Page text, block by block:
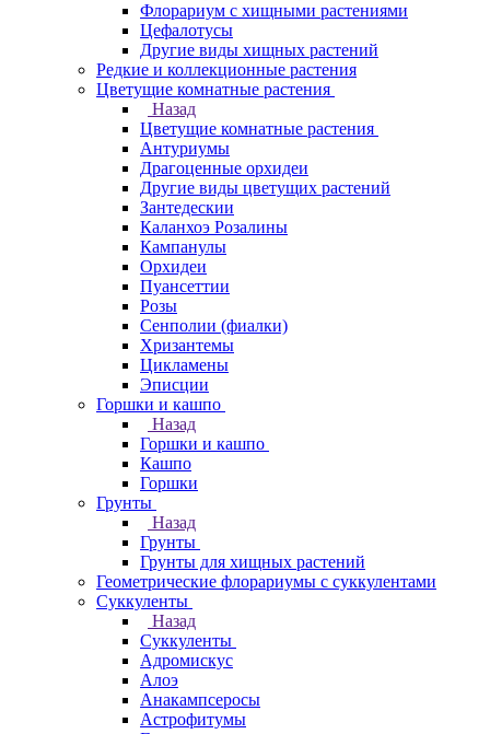
Флорариум с хищными растениями
Цефалотусы
Другие виды хищных растений
Редкие и коллекционные растения
Цветущие комнатные растения
Назад
Цветущие комнатные растения
Антуриумы
Драгоценные орхидеи
Другие виды цветущих растений
Зантедескии
Каланхоэ Розалины
Кампанулы
Орхидеи
Пуансеттии
Розы
Сенполии (фиалки)
Хризантемы
Цикламены
Эписции
Горшки и кашпо
Назад
Горшки и кашпо
Кашпо
Горшки
Грунты
Назад
Грунты
Грунты для хищных растений
Геометрические флорариумы с суккулентами
Суккуленты
Назад
Суккуленты
Адромискус
Алоэ
Анакампсеросы
Астрофитумы